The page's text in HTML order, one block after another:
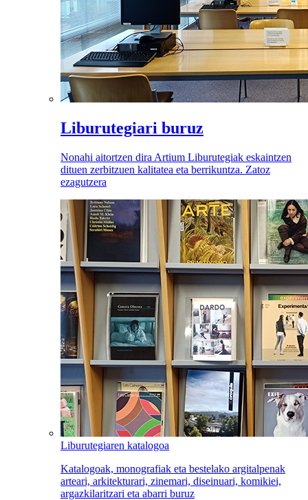
Liburutegiari buruz
Nonahi aitortzen dira Artium Liburutegiak eskaintzen
dituen zerbitzuen kalitatea eta berrikuntza. Zatoz
ezagutzera
Liburutegiaren katalogoa
Katalogoak, monografiak eta bestelako argitalpenak
arteari, arkitekturari, zinemari, diseinuari, komikiei,
argazkilaritzari eta abarri buruz